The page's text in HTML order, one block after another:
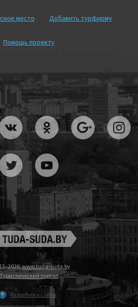
место Добавить турфирму
Помощь проекту
www.tuda-suda.by
Туристический портал
Разработка сайта